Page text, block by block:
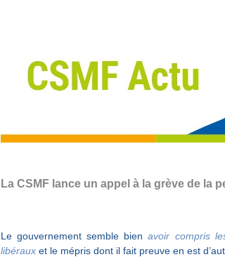
La CSMF lance un appel à la grève de la
Le gouvernement semble bienavoir compris
libéraux et le mépris dont il fait preuve en est